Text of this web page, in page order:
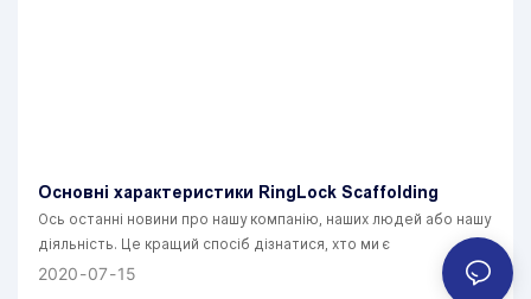
Основні характеристики RingLock Scaffolding
Ось останні новини про нашу компанію, наших людей або нашу
діяльність. Це кращий спосіб дізнатися, хто ми є
2020 07 15